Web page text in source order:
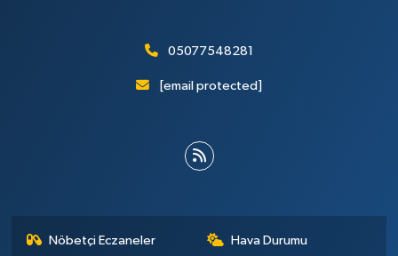
05077548281
[email protected]
Nöbetçi Eczaneler Hava Durumu